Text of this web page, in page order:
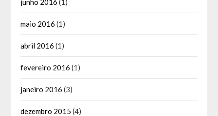
junho 2016 (1)
maio 2016 (1)
abril 2016 (1)
fevereiro 2016 (1)
janeiro 2016 (3)
dezembro 2015 (4)